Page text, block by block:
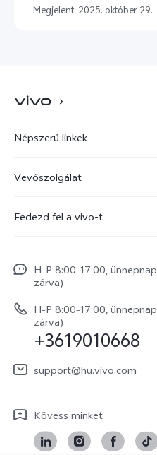
Megjelent: 2025. október 29.
Népszerű linkek
X300 Pro
V70 FE
Y31 5G
vivo Buds Air3
Vevőszolgálat
Rendszerfrissítés
vivo Jótállási Politika
Vevőszolgálati adatvédelmi
LUT-ok letöltése a Log
Fedezd fel a vivo-t
Jogi szabályozás
Rólunk
vivo Személyes Adatok
H–P 8:00–17:00,
zárva)
H–P 8:00–17:00,
zárva)
+3619010668
support@hu.vivo.com
Kövess minket